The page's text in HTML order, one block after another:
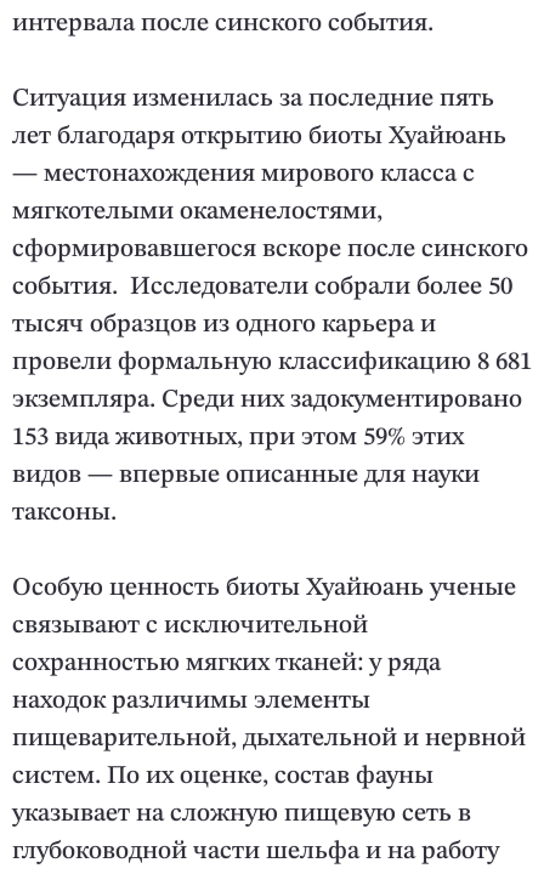
интервала после синского события.
Ситуация изменилась за последние пять
лет благодаря открытию биоты Хуайюань
— местонахождения мирового класса с
мягкотелыми окаменелостями,
сформировавшегося вскоре после синского
события. Исследователи собрали более 50
тысяч образцов из одного карьера и
провели формальную классификацию 8 681
экземпляра. Среди них задокументировано
153 вида животных, при этом 59% этих
видов — впервые описанные для науки
таксоны.
Особую ценность биоты Хуайюань ученые
связывают с исключительной
сохранностью мягких тканей: у ряда
находок различимы элементы
пищеварительной, дыхательной и нервной
систем. По их оценке, состав фауны
указывает на сложную пищевую сеть в
глубоководной части шельфа и на работу